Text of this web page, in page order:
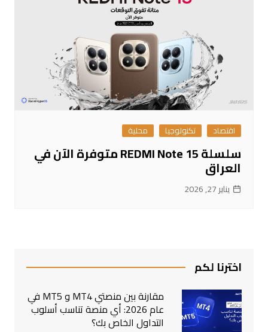
اقتصاد تكنولوجيا محلية
سلسلة REDMI Note 15 متوفرة الآن في
العراق
يناير 27, 2026
اخترنا لكم
مقارنة بين منصتي MT4 و MT5 في
عام 2026: أي منصة تناسب أسلوب
التداول الخاص بك؟